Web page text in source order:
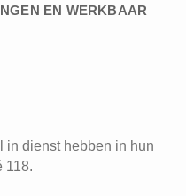
EN WERKBAAR
in dienst hebben in hun
118.